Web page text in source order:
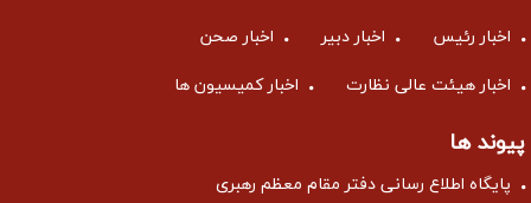
اخبار رئیس اخبار دبیر اخبار صحن
اخبار هیئت عالی نظارت اخبار کمیسیون ها
پیوند ها
پایگاه اطلاع رسانی دفتر مقام معظم رهبری